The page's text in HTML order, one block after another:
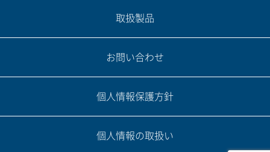
取扱製品
お問い合わせ
個人情報保護方針
個人情報の取扱い